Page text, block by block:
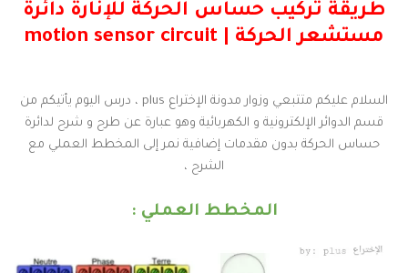
طريقة تركيب حساس الحركة للإنارة دائرة
مستشعر الحركة | motion sensor circuit
السلام عليكم متتبعي وزوار مدونة الإختراع plus ، درس اليوم يأتيكم من
قسم الدوائر الإلكترونية و الكهربائية وهو عبارة عن طرح و شرح لدائرة
حساس الحركة بدون مقدمات إضافية نمر إلى المخطط العملي مع
الشرح ،
المخطط العملي :